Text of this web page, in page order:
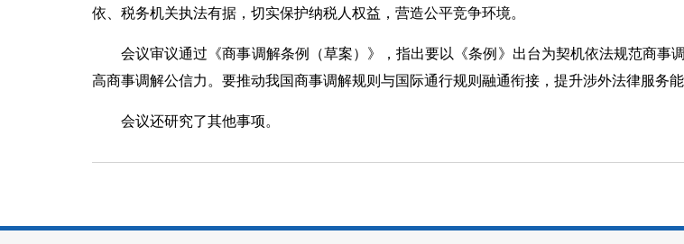
依、税务机关执法有据，切实保护纳税人权益，营造公平竞争环境。
会议审议通过《商事调解条例（草案）》，指出要以《条例》出台为契机依法规范商
高商事调解公信力。要推动我国商事调解规则与国际通行规则融通衔接，提升涉外法律服务
会议还研究了其他事项。